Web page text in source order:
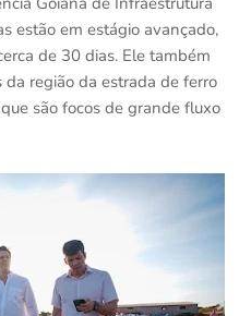
estão em estágio avançado,
de 30 dias. Ele também
da região da estrada de ferro
são focos de grande fluxo